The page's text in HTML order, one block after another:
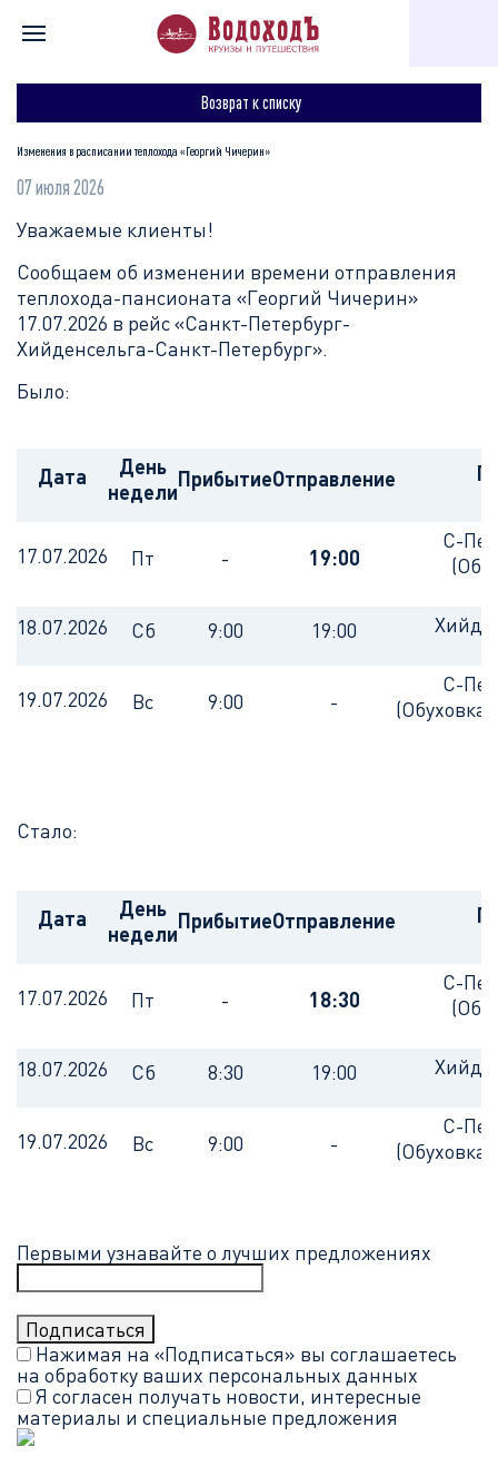
Главная Для туристов Полезное
Возврат к списку
Изменения в расписании теплохода «Георгий Чичерин»
07 июля 2026
Уважаемые клиенты!
Сообщаем об изменении времени отправления
теплохода-пансионата «Георгий Чичерин»
17.07.2026 в рейс «Санкт-Петербург-
Хийденсельга-Санкт-Петербург».
Было:
Дата
День
недели
ПрибытиеОтправление
17.07.2026 Пт - 19:00
С-
18.07.2026 Сб 9:00 19:00
19.07.2026 Вс 9:00 -
С-
Стало:
Дата
День
недели
ПрибытиеОтправление
17.07.2026 Пт - 18:30
С-
18.07.2026 Сб 8:30 19:00
19.07.2026 Вс 9:00 -
С-
Первыми узнавайте о лучших предложениях
Нажимая на «Подписаться» вы соглашаетесь
на обработку ваших персональных данных
Я согласен получать новости, интересные
материалы и специальные предложения